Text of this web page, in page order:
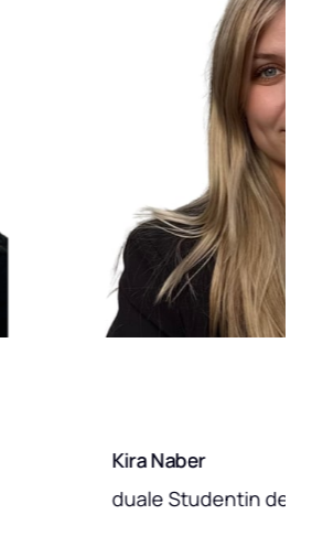
Kira Naber
duale Studentin der